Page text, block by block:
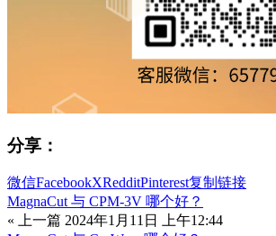
分享：
微信FacebookXRedditPinterest复制链接
MagnaCut 与 CPM-3V 哪个好？
« 上一篇 2024年1月11日 上午12:44